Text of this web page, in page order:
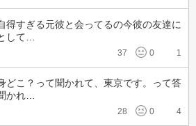
得すぎる元彼と会ってるの今彼の友達に
して…
37 0 1
どこ？って聞かれて、東京です。って答
かれ…
28 0 4